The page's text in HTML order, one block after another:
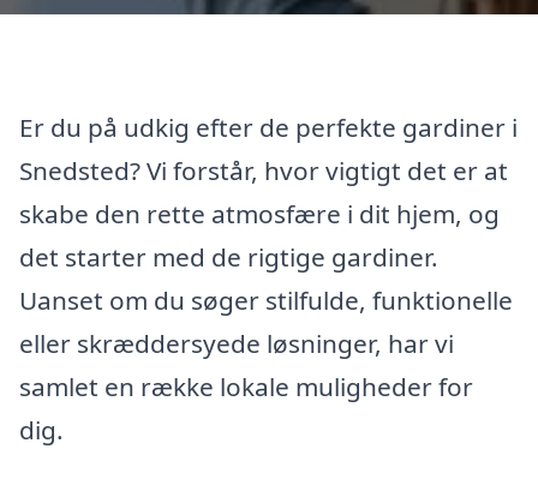
Er du på udkig efter de perfekte gardiner i
Snedsted? Vi forstår, hvor vigtigt det er at
skabe den rette atmosfære i dit hjem, og
det starter med de rigtige gardiner.
Uanset om du søger stilfulde, funktionelle
eller skræddersyede løsninger, har vi
samlet en række lokale muligheder for
dig.